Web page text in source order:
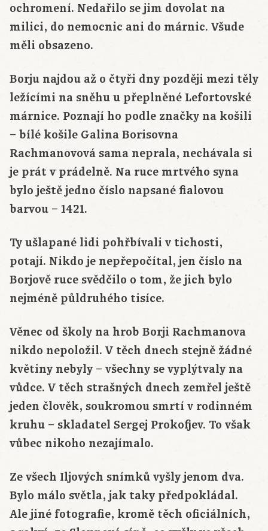
ochromení. Nedařilo se jim dovolat na
milici, do nemocnic ani do márnic. Všude
měli obsazeno.
Borju najdou až o čtyři dny později mezi těly
ležícími na sněhu u přeplněné Lefortovské
márnice. Poznají ho podle značky na košili
– bílé košile Galina Borisovna
Rachmanovová sama neprala, nechávala si
je prát v prádelně. Na ruce mrtvého syna
bylo ještě jedno číslo napsané fialovou
barvou – 1421.
Ty ušlapané lidi pohřbívali v tichosti,
potají. Nikdo je nepřepočítal, jen číslo na
Borjově ruce svědčilo o tom, že jich bylo
nejméně půldruhého tisíce.
Věnec od školy na hrob Borji Rachmanova
nikdo nepoložil. V těch dnech stejně žádné
květiny nebyly – všechny se vyplýtvaly na
vůdce. V těch strašných dnech zemřel ještě
jeden člověk, soukromou smrtí v rodinném
kruhu – skladatel Sergej Prokofjev. To však
vůbec nikoho nezajímalo.
Ze všech Iljových snímků vyšly jenom dva.
Bylo málo světla, jak taky předpokládal.
Ale jiné fotografie, kromě těch oficiálních,